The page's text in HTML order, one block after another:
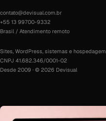
contato@devisual.com.br
+55 13 99700-9332
Brasil / Atendimento remoto
Sites, WordPress, sistemas e hospedagem
CNPJ 41.682.346/0001-02
Desde 2009 · © 2026 Devisual